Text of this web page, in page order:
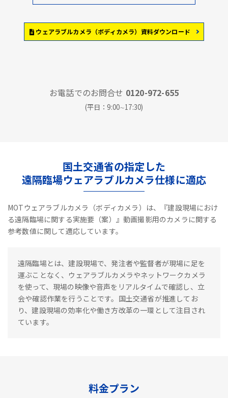
ウェアラブルカメラ（ボディカメラ）資料ダウンロード
お電話でのお問合せ 0120-972-655
(平日：9:00∼17:30)
国土交通省の指定した
遠隔臨場ウェアラブルカメラ仕様に適応
MOTウェアラブルカメラ（ボディカメラ）は、『建設現場におけ
る遠隔臨場に関する実施要（案）』動画撮影用のカメラに関する
参考数値に関して適応しています。
遠隔臨場とは、建設現場で、発注者や監督者が現場に足を
運ぶことなく、ウェアラブルカメラやネットワークカメラ
を使って、現場の映像や音声をリアルタイムで確認し、立
会や確認作業を行うことです。国土交通省が推進してお
り、建設現場の効率化や働き方改革の一環として注目され
ています。
料金プラン